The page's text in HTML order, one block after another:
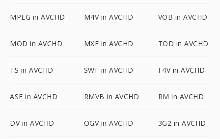
MPEG in AVCHD M4V in AVCHD VOB in AVCHD
MOD in AVCHD MXF in AVCHD TOD in AVCHD
TS in AVCHD SWF in AVCHD F4V in AVCHD
ASF in AVCHD RMVB in AVCHD RM in AVCHD
DV in AVCHD OGV in AVCHD 3G2 in AVCHD